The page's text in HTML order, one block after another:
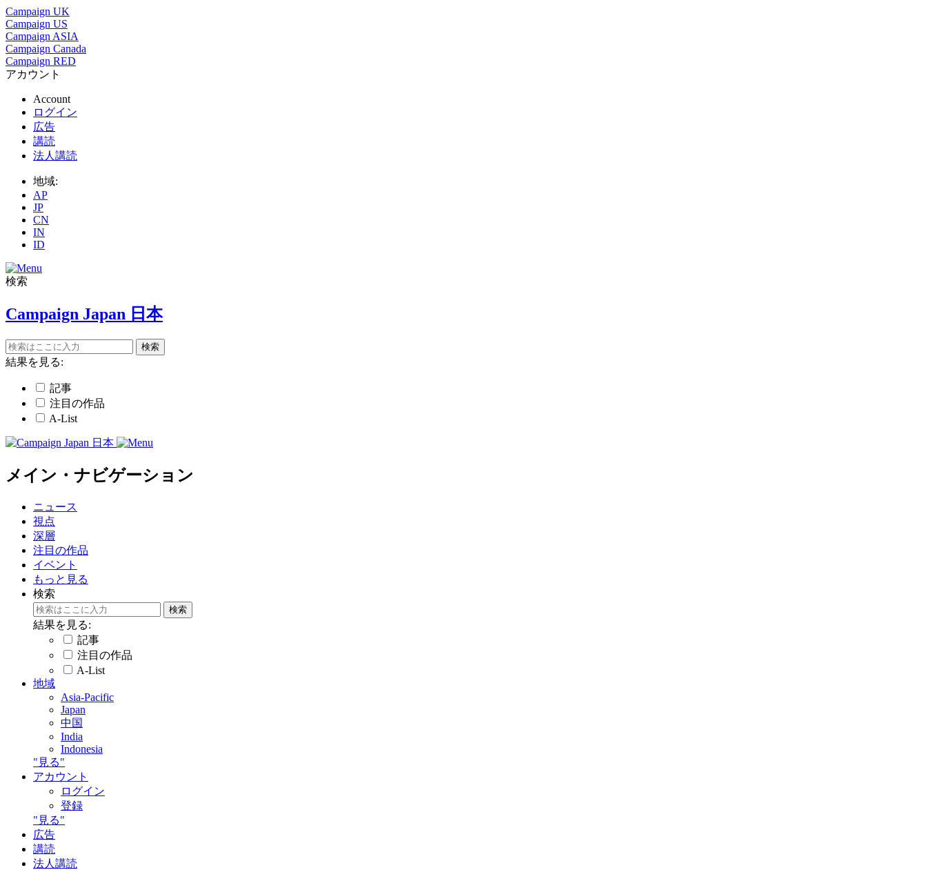
Campaign UK
Campaign US
Campaign ASIA
Campaign Canada
Campaign RED
アカウント
Account
ログイン
広告
講読
法人講読
地域:
AP
JP
CN
IN
ID
検索
Campaign Japan 日本
結果を見る:
記事
注目の作品
A-List
メイン・ナビゲーション
ニュース
視点
深層
注目の作品
イベント
もっと見る
視点
深層
注目の作品
イベント
検索
結果を見る:
記事
注目の作品
A-List
地域
Asia-Pacific
Japan
中国
India
Indonesia
"見る"
アカウント
ログイン